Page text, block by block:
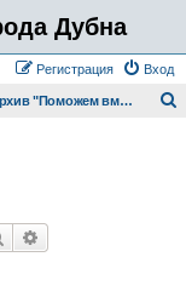
Дубна
Вход
Регистрация
Архив "Поможем вместе"
Поиск